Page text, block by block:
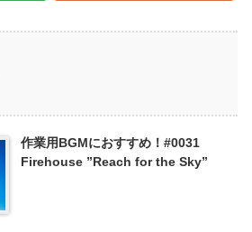
作業用BGMにおすすめ！#0031
Firehouse ”Reach for the Sky”